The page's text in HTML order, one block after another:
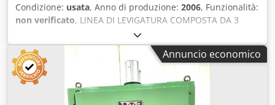
Condizione: usata, Anno di produzione: 2006, Funzionalità:
non verificato, LINEA DI LEVIGATURA COMPOSTA DA 3
MACCHINE: INFERIORE CON DUE NASTRI A TAMPONE;
SUPERIORE CON DUE NASTRI A TAMPONE; LATERALE CON
UN NASTRO E DUE SPIGOLATORI A NASTRO PER
TRAVATURE FINO A 800x300 mm Crodpsw E Eu Refx Airjf
COMPRESE RULLIERE DI CARICO E SCARICO kW TOTALI 34
Annuncio economico